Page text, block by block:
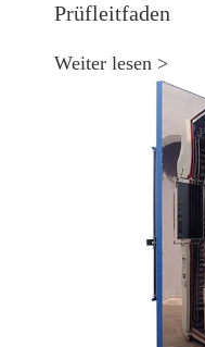
Prüfleitfaden
Weiter lesen >